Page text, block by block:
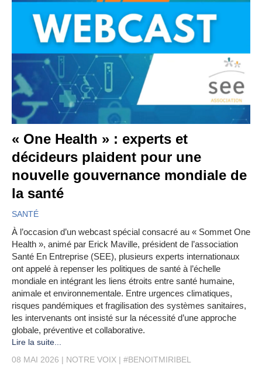
« One Health » : experts et
décideurs plaident pour une
nouvelle gouvernance mondiale de
la santé
SANTÉ
À l’occasion d’un webcast spécial consacré au « Sommet One
Health », animé par Erick Maville, président de l’association
Santé En Entreprise (SEE), plusieurs experts internationaux
ont appelé à repenser les politiques de santé à l’échelle
mondiale en intégrant les liens étroits entre santé humaine,
animale et environnementale. Entre urgences climatiques,
risques pandémiques et fragilisation des systèmes sanitaires,
les intervenants ont insisté sur la nécessité d’une approche
globale, préventive et collaborative.
Lire la suite...
08 MAI 2026
NOTRE VOIX #BENOITMIRIBEL